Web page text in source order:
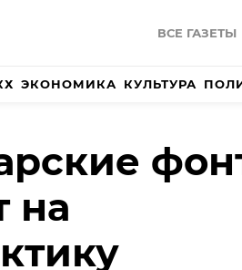
ВСЕ ГАЗЕТЫ
ЭКОНОМИКА КУЛЬТУРА
на